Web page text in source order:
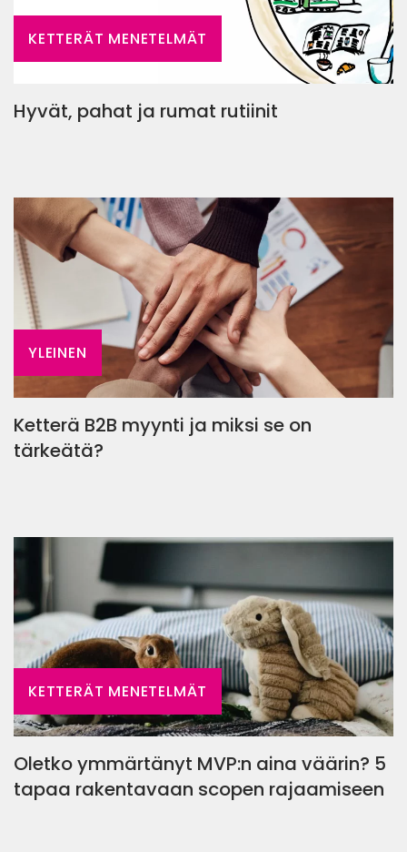
KETTERÄT MENETELMÄT
Hyvät, pahat ja rumat rutiinit
YLEINEN
Ketterä B2B myynti ja miksi se on
tärkeätä?
KETTERÄT MENETELMÄT
Oletko ymmärtänyt MVP:n aina väärin? 5
tapaa rakentavaan scopen rajaamiseen